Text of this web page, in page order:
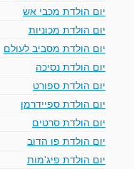
יום הולדת מכבי אש
יום הולדת מכוניות
יום הולדת מסביב לעולם
יום הולדת נסיכה
יום הולדת ספורט
יום הולדת ספיידרמן
יום הולדת סרטים
יום הולדת פו הדוב
יום הולדת פיג'מות